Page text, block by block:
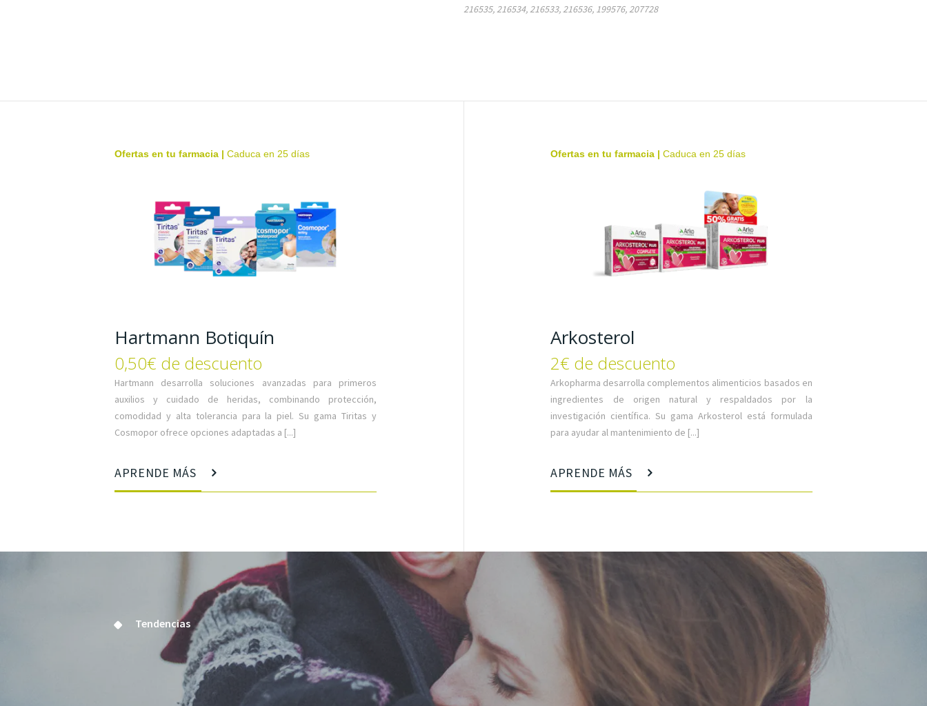
216535, 216534, 216533, 216536, 199576, 207728
Ofertas en tu farmacia |Caduca en 25 días
Hartmann Botiquín
0,50€ de descuento
Hartmann desarrolla soluciones avanzadas para primeros
auxilios y cuidado de heridas, combinando protección,
comodidad y alta tolerancia para la piel. Su gama Tiritas y
Cosmopor ofrece opciones adaptadas a [...]
APRENDE MÁS
Ofertas en tu farmacia |Caduca en 25 días
Arkosterol
2€ de descuento
Arkopharma desarrolla complementos alimenticios basados en
ingredientes de origen natural y respaldados por la
investigación científica. Su gama Arkosterol está formulada
para ayudar al mantenimiento de [...]
APRENDE MÁS
Tendencias